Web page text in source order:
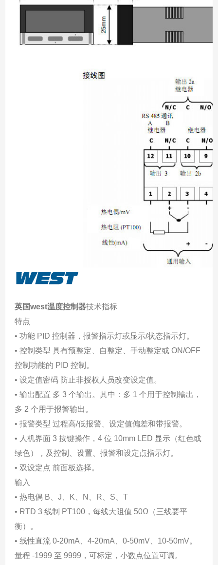
英国west温度控制器技术指标
特点
• 功能 PID 控制器，报警指示灯或显示/状态指示灯。
• 控制类型 具有预整定、自整定、手动整定或 ON/OFF
控制功能的 PID 控制。
• 设定值密码 防止非授权人员改变设定值。
• 输出配置 多 3 个输出。其中：多 1 个用于控制输出，
多 2 个用于报警输出。
• 报警类型 过程高/低报警、设定值偏差和带报警。
• 人机界面 3 按键操作，4 位 10mm LED 显示（红色或
绿色），及控制、设置、报警和设定点指示灯。
• 双设定点 前面板选择。
输入
• 热电偶 B、J、K、N、R、S、T
• RTD 3 线制 PT100，每线大阻值 50Ω（三线要平
衡）。
• 线性直流 0-20mA、4-20mA、0-50mV、10-50mV。
量程 -1999 至 9999，可标定，小数点位置可调。